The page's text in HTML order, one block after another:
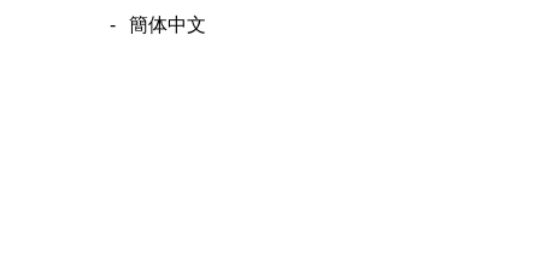
簡体中文